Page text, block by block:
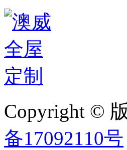
Copyright ©
备17092110号